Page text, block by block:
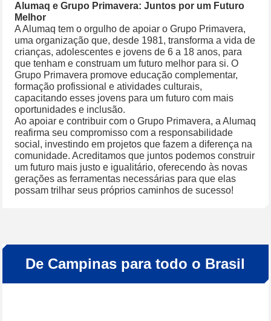
Alumaq e Grupo Primavera: Juntos por um Futuro
Melhor
A Alumaq tem o orgulho de apoiar o Grupo Primavera,
uma organização que, desde 1981, transforma a vida de
crianças, adolescentes e jovens de 6 a 18 anos, para
que tenham e construam um futuro melhor para si. O
Grupo Primavera promove educação complementar,
formação profissional e atividades culturais,
capacitando esses jovens para um futuro com mais
oportunidades e inclusão.
Ao apoiar e contribuir com o Grupo Primavera, a Alumaq
reafirma seu compromisso com a responsabilidade
social, investindo em projetos que fazem a diferença na
comunidade. Acreditamos que juntos podemos construir
um futuro mais justo e igualitário, oferecendo às novas
gerações as ferramentas necessárias para que elas
possam trilhar seus próprios caminhos de sucesso!
De Campinas para todo o Brasil